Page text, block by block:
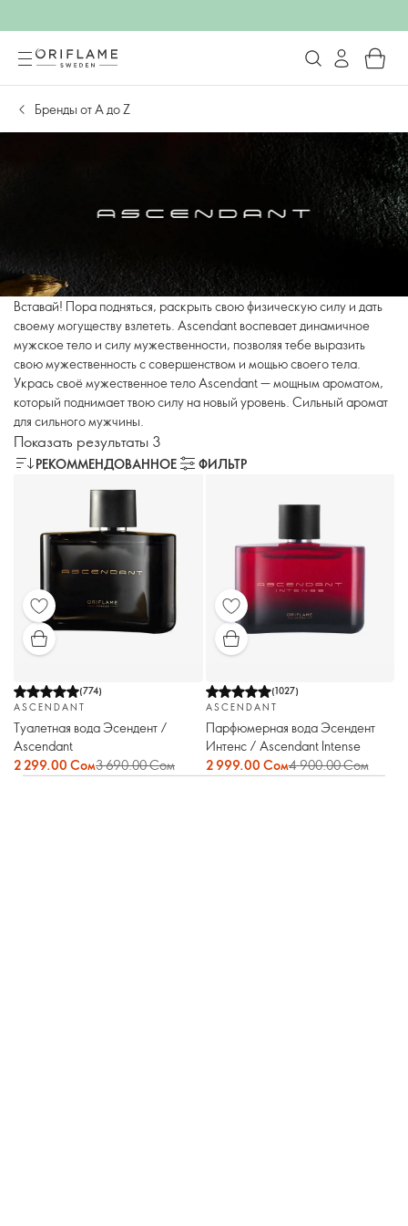
Бренды от А до Z
Вставай! Пора подняться, раскрыть свою физическую силу и дать
своему могуществу взлететь. Ascendant воспевает динамичное
мужское тело и силу мужественности, позволяя тебе выразить
свою мужественность с совершенством и мощью своего тела.
Укрась своё мужественное тело Ascendant — мощным ароматом,
который поднимает твою силу на новый уровень. Сильный аромат
для сильного мужчины.
Показать результаты 3
РЕКОММЕНДОВАННОЕ ФИЛЬТР
(774)
ASCENDANT
Туалетная вода Эсендент /
Ascendant
2 299.00 Сом3 690.00 Сом
(1027)
ASCENDANT
Парфюмерная вода Эсендент
Интенс / Ascendant Intense
2 999.00 Сом4 900.00 Сом